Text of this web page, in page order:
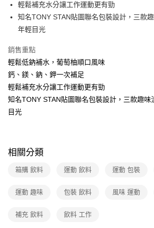
常溫-付款後全家取貨
免運費
輕鬆補充水分讓工作運動更有勁
知名TONY STAN貼圖聯名包裝設計，三款
年輕目光
銷售重點
輕鬆低鈉補水，葡萄柚順口風味
鈣、鎂、鈉、鉀一次補足
輕鬆補充水分讓工作運動更有勁
知名TONY STAN貼圖聯名包裝設計，三款趣味
目光
相關分類
箱購 飲料 運動 飲料 運動 包裝
運動 趣味 包裝 飲料 風味 運動
補充 飲料 飲料 工作